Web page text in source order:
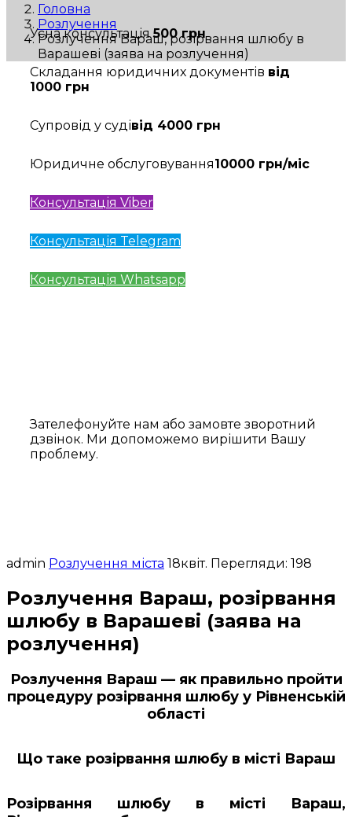
Головна
Розлучення
Розлучення Вараш, розірвання шлюбу в
Варашеві (заява на розлучення)
Усна консультація500 грн
Складання юридичних документів від
1000 грн
Супровід у судівід 4000 грн
Юридичне обслуговування10000 грн/міс
Консультація Viber
Консультація Telegram
Консультація Whatsapp
Зателефонуйте нам або замовте зворотний
дзвінок. Ми допоможемо вирішити Вашу
проблему.
admin Розлучення міста 18квіт. Перегляди: 198
Розлучення Вараш, розірвання
шлюбу в Варашеві (заява на
розлучення)
Розлучення Вараш — як правильно пройти
процедуру розірвання шлюбу у Рівненській
області
Що таке розірвання шлюбу в місті Вараш
Розірвання шлюбу в місті Вараш,